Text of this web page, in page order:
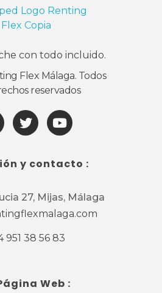
con todo incluido.
Flex Málaga. Todos
reservados
y contacto :
27, Mijas, Málaga
951 38 56 83
Web :